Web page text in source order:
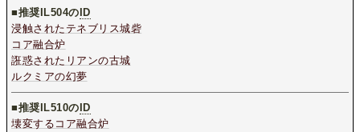
■推奨IL504の ID
浸触されたテネブリス城砦
コア融合炉
誑惑されたリアンの古城
ルクミアの幻夢
■推奨IL510の ID
壊変するコア融合炉